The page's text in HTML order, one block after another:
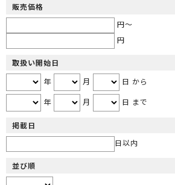
販売価格
円～
円
取扱い開始日
年
月
日 から
年
月 日 まで
掲載日
日以内
並び順